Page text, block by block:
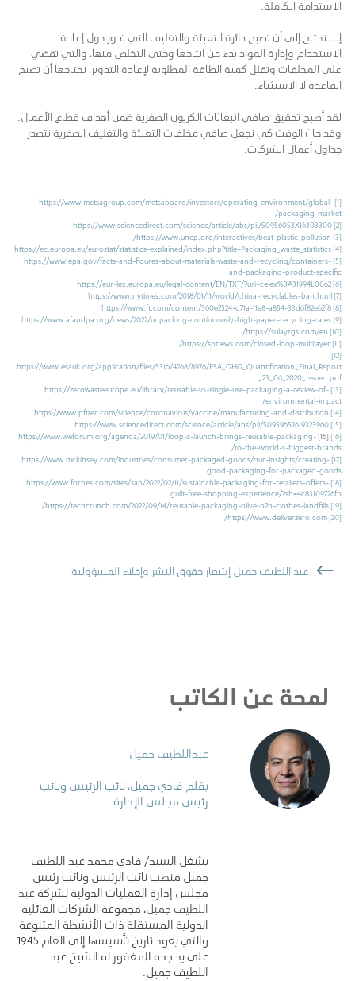
الاستدامة الكاملة.
إننا نحتاج إلى أن تصبح دائرة التعبئة والتغليف التي تدور حول إعادة
الاستخدام وإدارة المواد بدء من انتاجها وحتى التخلص منها، والتي تقضي
على المخلفات وتقلل كمية الطاقة المطلوبة لإعادة التدوير، نحتاجها أن تصبح
القاعدة لا الاستثناء.
لقد أصبح تحقيق صافي انبعاثات الكربون الصفرية ضمن أهداف قطاع الأعمال.
وقد حان الوقت كي نجعل صافي مخلفات التعبئة والتغليف الصفرية تتصدر
جداول أعمال الشركات.
[1]
https://www.metsagroup.com/metsaboard/investors/operating-environment/global-
packaging-market/
[2]
https://www.sciencedirect.com/science/article/abs/pii/S0956053X16303300
[3]
https://www.unep.org/interactives/beat-plastic-pollution/
[4]
https://ec.europa.eu/eurostat/statistics-explained/index.php?title=Packaging_waste_statistics
[5]
https://www.epa.gov/facts-and-figures-about-materials-waste-and-recycling/containers-
and-packaging-product-specific
[6]
https://eur-lex.europa.eu/legal-content/EN/TXT/?uri=celex%3A31994L0062
[7]
https://www.nytimes.com/2018/01/11/world/china-recyclables-ban.html
[8]
https://www.ft.com/content/360e2524-d71a-11e8-a854-33d6f82e62f8
[9]
https://www.afandpa.org/news/2022/unpacking-continuously-high-paper-recycling-rates
[10]
https://sulayrgs.com/en/
[11]
https://spnews.com/closed-loop-multilayer/
[12]
https://www.esauk.org/application/files/5316/4268/8976/ESA_GHG_Quantification_Final_Report
_23_06_2020_Issued.pdf
[13]
https://zerowasteeurope.eu/library/reusable-vs-single-use-packaging-a-review-of-
environmental-impact/
[14]
https://www.pfizer.com/science/coronavirus/vaccine/manufacturing-and-distribution
[15]
https://www.sciencedirect.com/science/article/abs/pii/S0959652619323960
[16]
[16]
https://www.weforum.org/agenda/2019/01/loop-s-launch-brings-reusable-packaging-
to-the-world-s-biggest-brands/
[17]
https://www.mckinsey.com/industries/consumer-packaged-goods/our-insights/creating-
good-packaging-for-packaged-goods
[18]
https://www.forbes.com/sites/sap/2022/02/11/sustainable-packaging-for-retailers-offers-
guilt-free-shopping-experience/?sh=4c83109726fb
[19]
https://techcrunch.com/2022/09/14/reusable-packaging-olive-b2b-clothes-landfills/
[20]
https://www.deliverzero.com/
عبد اللطيف جميل إشعار حقوق النشر وإخلاء المسؤولية
لمحة عن الكاتب
عبداللطيف جميل
بقلم فادي جميل، نائب الرئيس ونائب
رئيس مجلس الإدارة
يشغل السيد/ فادي محمد عبد اللطيف
جميل منصب نائب الرئيس ونائب رئيس
مجلس إدارة العمليات الدولية لشركةعبد
اللطيف جميل، مجموعة الشركات العائلية
الدولية المستقلة ذات الأنشطة المتنوعة
والتي يعود تاريخ تأسيسها إلى العام 1945
على يد جده المغفور له الشيخ عبد
اللطيف جميل.